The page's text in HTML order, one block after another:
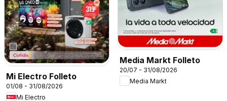
Mi Electro Folleto
01/08 - 31/08/2026
Mi Electro
Media Markt Folleto
20/07 - 31/08/2026
Media Markt